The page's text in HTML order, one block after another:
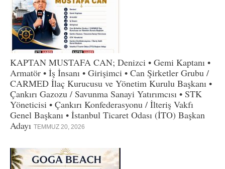
KAPTAN MUSTAFA CAN; Denizci • Gemi Kaptanı •
Armatör • İş İnsanı • Girişimci • Can Şirketler Grubu /
CARMED İlaç Kurucusu ve Yönetim Kurulu Başkanı •
Çankırı Gazozu / Savunma Sanayi Yatırımcısı • STK
Yöneticisi • Çankırı Konfederasyonu / İlteriş Vakfı
Genel Başkanı • İstanbul Ticaret Odası (İTO) Başkan
Adayı TEMMUZ 20, 2026